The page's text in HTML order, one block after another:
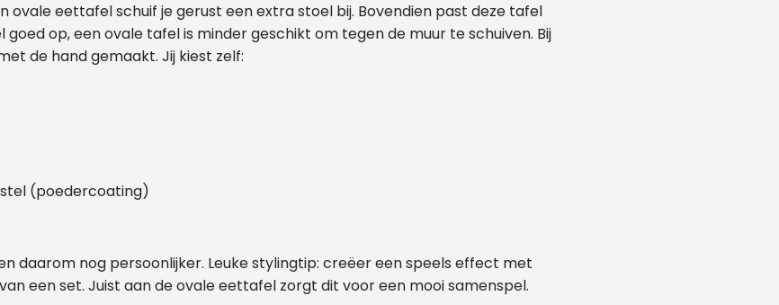
ovale eettafel schuif je gerust een extra stoel bij. Bovendien past deze tafel
op, een ovale tafel is minder geschikt om tegen de muur te schuiven. Bij
de hand gemaakt. Jij kiest zelf:
(poedercoating)
daarom nog persoonlijker. Leuke stylingtip: creëer een speels effect met
een set. Juist aan de ovale eettafel zorgt dit voor een mooi samenspel.